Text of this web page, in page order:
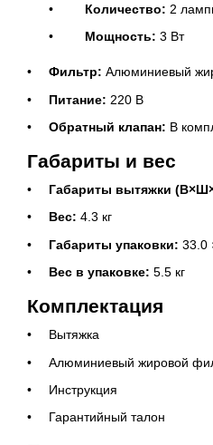
Количество: 2
Мощность: 3 Вт
Фильтр: Алюминиевый
Питание: 220 В
Обратный клапан: В
Габариты и вес
Габариты вытяжки
Вес: 4.3 кг
Габариты упаковки: 33.0
Вес в упаковке: 5.5 кг
Комплектация
Вытяжка
Алюминиевый жировой
Инструкция
Гарантийный талон